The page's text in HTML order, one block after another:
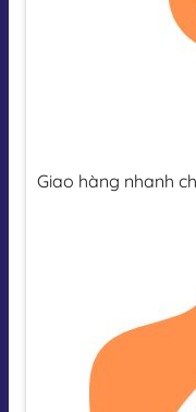
Giao hàng nhanh